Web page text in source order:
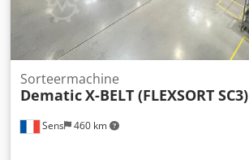
Sens 460 km
Sorteermachine
DematicX-BELT (FLEXSORT SC3)